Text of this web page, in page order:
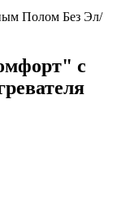
Полом Без Эл/
с